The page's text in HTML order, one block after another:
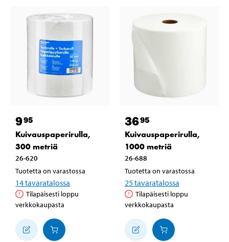
995
Kuivauspaperirulla,
300 metriä
26-620
Tuotetta on varastossa
14tavaratalossa
Tilapäisesti loppu
verkkokaupasta
3695
Kuivauspaperirulla,
1000 metriä
26-688
Tuotetta on varastossa
25tavaratalossa
Tilapäisesti loppu
verkkokaupasta